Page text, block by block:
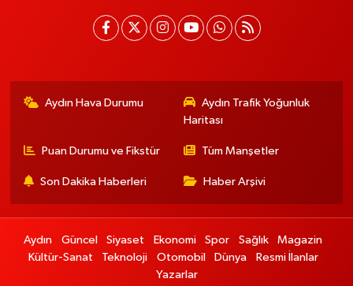
Aydın Hava Durumu
Aydın Trafik Yoğunluk
Haritası
Puan Durumu ve Fikstür Tüm Manşetler
Son Dakika Haberleri Haber Arşivi
Aydın Güncel Siyaset Ekonomi Spor Sağlık
Magazin
Kültür-Sanat
Teknoloji Otomobil Dünya
Resmi İlanlar
Yazarlar